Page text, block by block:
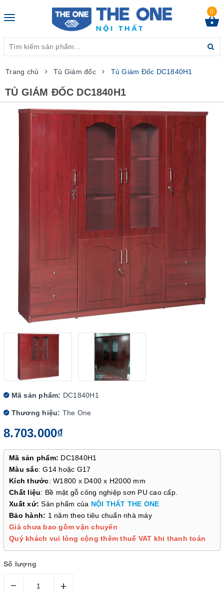
Toggle
0
Trang chủ Tủ Giám đốc Tủ Giám Đốc DC1840H1
TỦ GIÁM ĐỐC DC1840H1
Mã sản phẩm: DC1840H1
Thương hiệu: The One
8.703.000₫
Mã sản phẩm: DC1840H1
Màu sắc: G14 hoặc G17
Kích thước: W1800 x D400 x H2000 mm
Chất liệu: Bề mặt gỗ công nghiệp sơn PU cao cấp.
Xuất xứ: Sản phẩm của NỘI THẤT THE ONE
Bảo hành: 1 năm theo tiêu chuẩn nhà máy
Giá chưa bao gồm vận chuyển
Quý khách vui lòng cộng thêm thuế VAT khi thanh toán
Số lượng
– +